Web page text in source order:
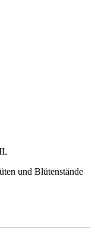
und Blütenstände